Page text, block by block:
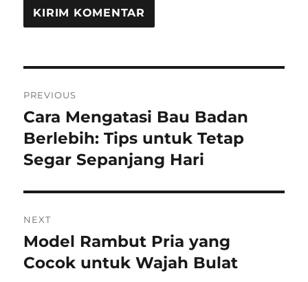
pos
PREVIOUS
Previous
post:
Cara Mengatasi Bau Badan
Berlebih: Tips untuk Tetap
Segar Sepanjang Hari
NEXT
Next
post:
Model Rambut Pria yang
Cocok untuk Wajah Bulat